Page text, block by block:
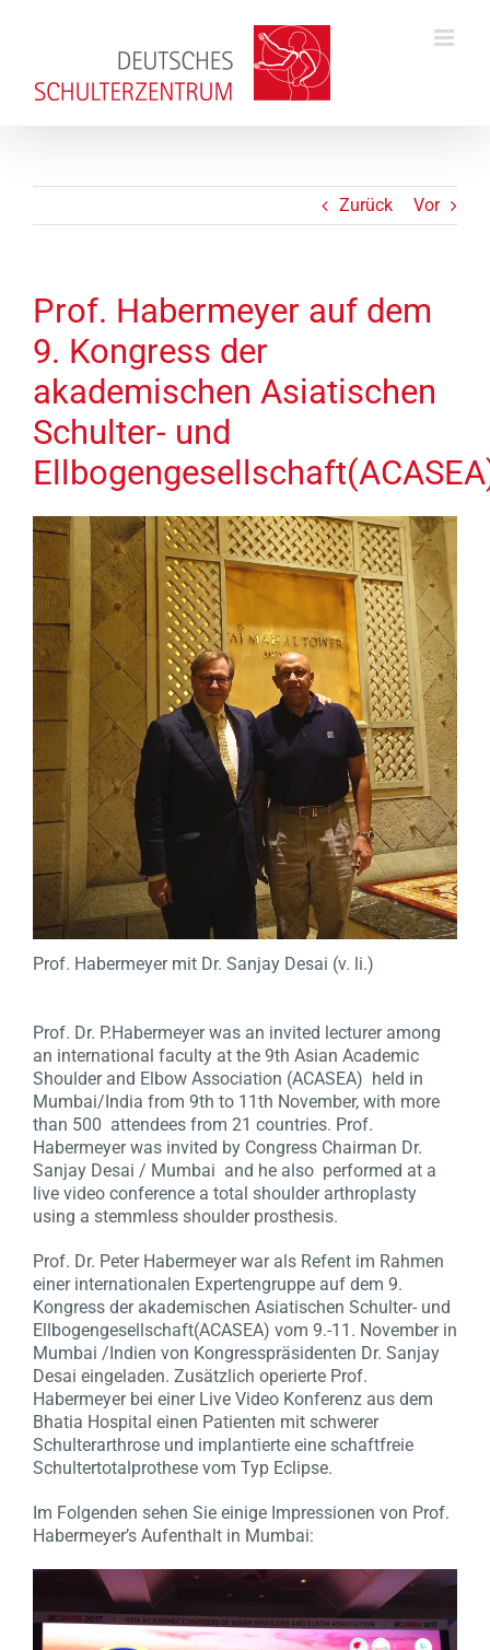
Zurück Vor
Prof. Habermeyer auf dem
9. Kongress der
akademischen Asiatischen
Schulter- und
Prof. Habermeyer mit Dr. Sanjay Desai (v. li.)
Prof. Dr. P.Habermeyer was an invited lecturer among
an international faculty at the 9th Asian Academic
Shoulder and Elbow Association (ACASEA) held in
Mumbai/India from 9th to 11th November, with more
than 500 attendees from 21 countries. Prof.
Habermeyer was invited by Congress Chairman Dr.
Sanjay Desai / Mumbai and he also performed at a
live video conference a total shoulder arthroplasty
using a stemmless shoulder prosthesis.
Prof. Dr. Peter Habermeyer war als Refent im Rahmen
einer internationalen Expertengruppe auf dem 9.
Kongress der akademischen Asiatischen Schulter- und
Ellbogengesellschaft(ACASEA) vom 9.-11. November in
Mumbai /Indien von Kongresspräsidenten Dr. Sanjay
Desai eingeladen. Zusätzlich operierte Prof.
Habermeyer bei einer Live Video Konferenz aus dem
Bhatia Hospital einen Patienten mit schwerer
Schulterarthrose und implantierte eine schaftfreie
Schultertotalprothese vom Typ Eclipse.
Im Folgenden sehen Sie einige Impressionen von Prof.
Habermeyer’s Aufenthalt in Mumbai: